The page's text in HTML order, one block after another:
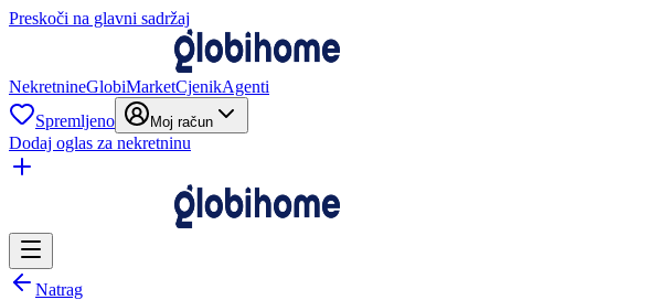
Preskoči na glavni sadržaj
NekretnineGlobiMarketCjenikAgenti
Spremljeno
Moj račun
Dodaj oglas za nekretninu
Natrag